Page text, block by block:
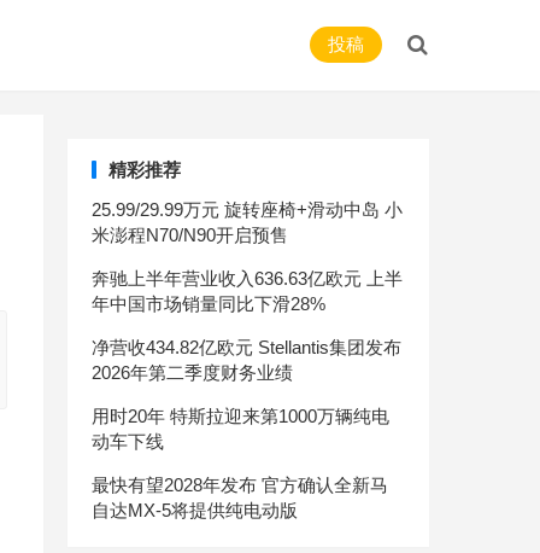
投稿
精彩推荐
25.99/29.99万元 旋转座椅+滑动中岛 小
米澎程N70/N90开启预售
奔驰上半年营业收入636.63亿欧元 上半
年中国市场销量同比下滑28%
净营收434.82亿欧元 Stellantis集团发布
2026年第二季度财务业绩
用时20年 特斯拉迎来第1000万辆纯电
动车下线
最快有望2028年发布 官方确认全新马
自达MX-5将提供纯电动版